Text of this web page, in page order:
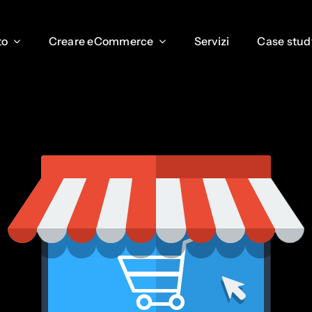
Creare eCommerce Servizi Case
Creare eCommerce Servizi Case